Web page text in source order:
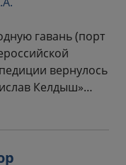
гавань (порт
вернулось
Келдыш»…